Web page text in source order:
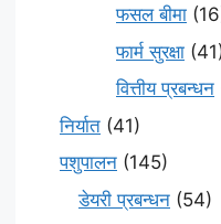
फसल बीमा
फार्म सुरक्षा
वित्तीय प्रबन्धन
निर्यात (41)
पशुपालन (145)
डेयरी प्रबन्धन (54)